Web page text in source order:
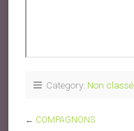
Category: Non classé
← COMPAGNONS